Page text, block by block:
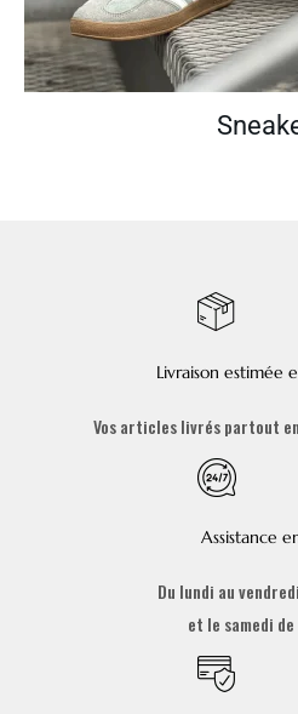
Livraison estimée
Vos articles livrés partout en
Assistance
Du lundi au
et le samedi de